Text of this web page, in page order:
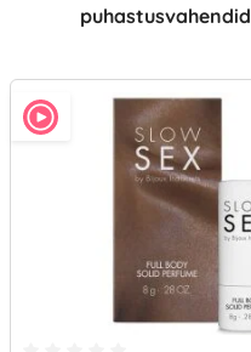
puhastusvahendid